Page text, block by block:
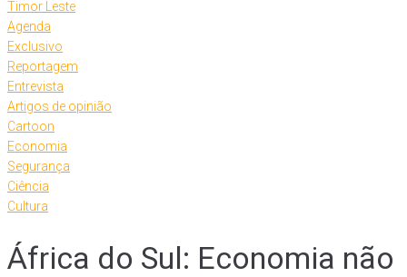
Timor Leste
Agenda
Exclusivo
Reportagem
Entrevista
Artigos de opinião
Cartoon
Economia
Segurança
Ciência
Cultura
África do Sul: Economia não